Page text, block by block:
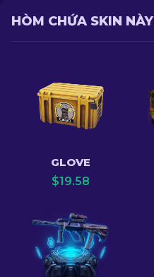
HÒM CHỨA SKIN NÀY
GLOVE
$19.58